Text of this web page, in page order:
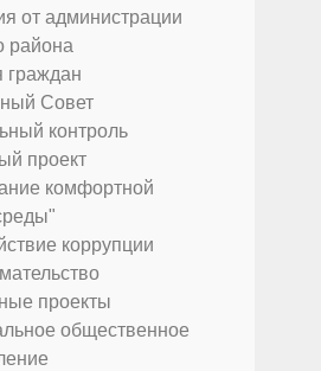
от администрации
района
Совет
контроль
проект
комфортной
коррупции
проекты
общественное